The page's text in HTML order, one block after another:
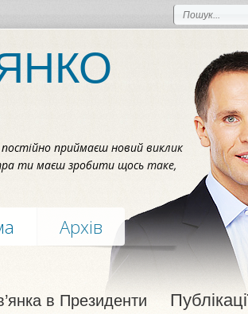
приймаєш новий виклик
ти маєш зробити щось таке,
Архів
в Президенти